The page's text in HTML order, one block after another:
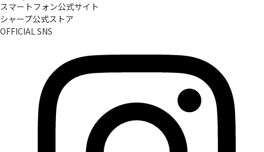
スマートフォン公式サイト
シャープ公式ストア
OFFICIAL SNS